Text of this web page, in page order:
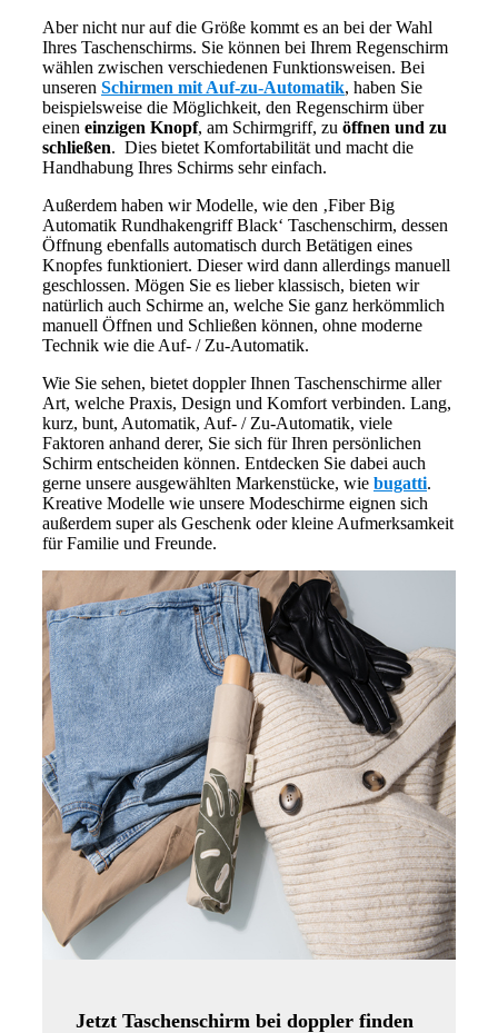
Aber nicht nur auf die Größe kommt es an bei der Wahl
Ihres Taschenschirms. Sie können bei Ihrem Regenschirm
wählen zwischen verschiedenen Funktionsweisen. Bei
unseren Schirmen mit Auf-zu-Automatik, haben Sie
beispielsweise die Möglichkeit, den Regenschirm über
einen einzigen Knopf, am Schirmgriff, zu öffnen und zu
schließen. Dies bietet Komfortabilität und macht die
Handhabung Ihres Schirms sehr einfach.
Außerdem haben wir Modelle, wie den ‚Fiber Big
Automatik Rundhakengriff Black‘ Taschenschirm, dessen
Öffnung ebenfalls automatisch durch Betätigen eines
Knopfes funktioniert. Dieser wird dann allerdings manuell
geschlossen. Mögen Sie es lieber klassisch, bieten wir
natürlich auch Schirme an, welche Sie ganz herkömmlich
manuell Öffnen und Schließen können, ohne moderne
Technik wie die Auf- / Zu-Automatik.
Wie Sie sehen, bietet doppler Ihnen Taschenschirme aller
Art, welche Praxis, Design und Komfort verbinden. Lang,
kurz, bunt, Automatik, Auf- / Zu-Automatik, viele
Faktoren anhand derer, Sie sich für Ihren persönlichen
Schirm entscheiden können. Entdecken Sie dabei auch
gerne unsere ausgewählten Markenstücke, wie bugatti.
Kreative Modelle wie unsere Modeschirme eignen sich
außerdem super als Geschenk oder kleine Aufmerksamkeit
für Familie und Freunde.
Jetzt Taschenschirm bei doppler finden